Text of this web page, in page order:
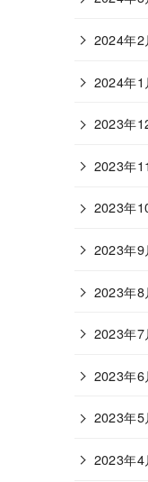
2024年2
2024年1
2023年
2023年
2023年
2023年9
2023年8
2023年7
2023年6
2023年5
2023年4